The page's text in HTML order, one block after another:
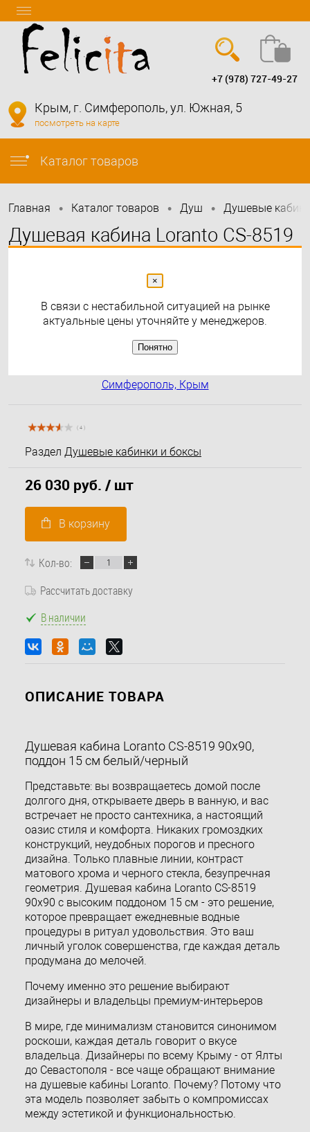
info@felicita-crimea.ru
+7 (978) 727-49-27
Крым, г. Симферополь, ул. Южная, 5
посмотреть на карте
Каталог товаров
Главная • Каталог товаров • Душ • Душевые
Душевая кабина Loranto CS-8519
( 4 )
Раздел Душевые кабинки и боксы
26 030 руб. / шт
В корзину
Кол-во:
Рассчитать доставку
В наличии
ОПИСАНИЕ ТОВАРА
Душевая кабина Loranto CS-8519 90х90,
поддон 15 см белый/черный
Представьте: вы возвращаетесь домой после
долгого дня, открываете дверь в ванную, и вас
встречает не просто сантехника, а настоящий
оазис стиля и комфорта. Никаких громоздких
конструкций, неудобных порогов и пресного
дизайна. Только плавные линии, контраст
матового хрома и черного стекла, безупречная
геометрия. Душевая кабина Loranto CS-8519
90х90 с высоким поддоном 15 см - это решение,
которое превращает ежедневные водные
процедуры в ритуал удовольствия. Это ваш
личный уголок совершенства, где каждая деталь
продумана до мелочей.
Почему именно это решение выбирают
дизайнеры и владельцы премиум-интерьеров
В мире, где минимализм становится синонимом
роскоши, каждая деталь говорит о вкусе
владельца. Дизайнеры по всему Крыму - от Ялты
до Севастополя - все чаще обращают внимание
на душевые кабины Loranto. Почему? Потому что
эта модель позволяет забыть о компромиссах
между эстетикой и функциональностью.
×
В связи с нестабильной ситуацией на рынке
актуальные цены уточняйте у менеджеров.
Понятно